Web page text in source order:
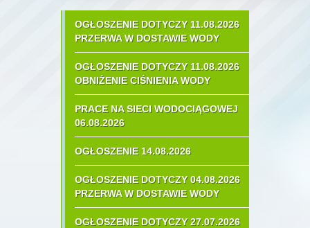
OGŁOSZENIE DOTYCZY 11.08.2026
PRZERWA W DOSTAWIE WODY
OGŁOSZENIE DOTYCZY 11.08.2026
OBNIŻENIE CIŚNIENIA WODY
PRACE NA SIECI WODOCIĄGOWEJ
06.08.2026
OGŁOSZENIE 14.08.2026
OGŁOSZENIE DOTYCZY 04.08.2026
PRZERWA W DOSTAWIE WODY
OGŁOSZENIE DOTYCZY 27.07.2026